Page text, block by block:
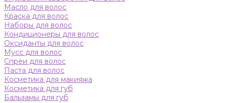
Масло для волос
Краска для волос
Наборы для волос
Кондиционеры для волос
Оксиданты для волос
Мусс для волос
Спреи для волос
Паста для волос
Косметика для макияжа
Косметика для губ
Бальзамы для губ